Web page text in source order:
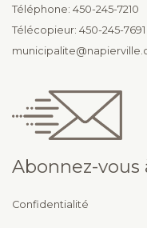
Téléphone: 450-245-7210
Télécopieur: 450-245-7691
Abonnez-
Confidentialité